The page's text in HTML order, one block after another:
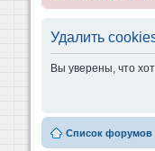
Удалить
Вы уверены, что
Список форумов